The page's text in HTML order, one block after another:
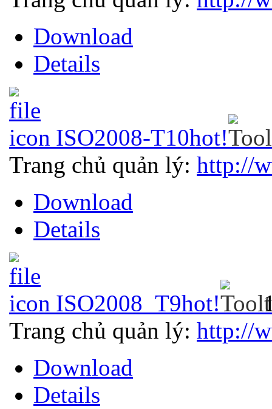
Download
Details
ISO2008-T10hot!
Trang chủ quản lý: http://
Download
Details
ISO2008_T9hot!
Trang chủ quản lý: http://
Download
Details